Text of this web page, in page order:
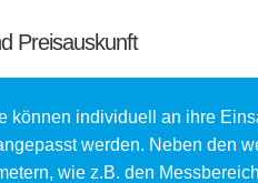
Preisauskunft
können individuell an ihre
werden. Neben den
wie z.B. den